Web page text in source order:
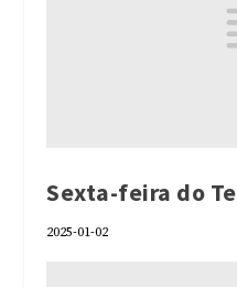
Sexta-feira do
2025-01-02